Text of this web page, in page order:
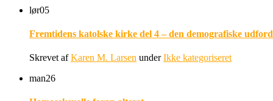
lør05
Fremtidens katolske kirke del 4 – den demografiske
Skrevet afKaren M. Larsen underIkke kategoriseret
man26